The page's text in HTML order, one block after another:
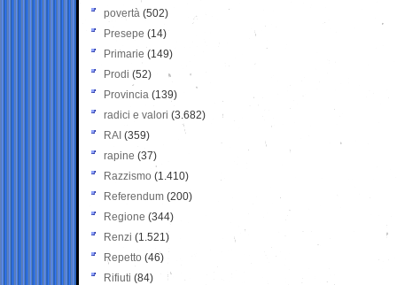
povertà (502)
Presepe (14)
Primarie (149)
Prodi (52)
Provincia (139)
radici e valori (3.682)
RAI (359)
rapine (37)
Razzismo (1.410)
Referendum (200)
Regione (344)
Renzi (1.521)
Repetto (46)
Rifiuti (84)